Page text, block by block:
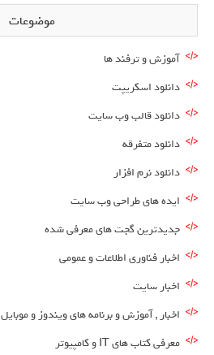
موضوعات
آموزش و ترفند ها
دانلود اسکریپت
دانلود قالب وب سایت
دانلود متفرقه
دانلود نرم افزار
ایده های طراحی وب سایت
جدیدترین گجت های معرفی شده
اخبار فناوری اطلاعات و عمومی
اخبار سایت
اخبار , آموزش و برنامه های ویندوز و موبایل
معرفی کتاب های IT و کامپیوتر